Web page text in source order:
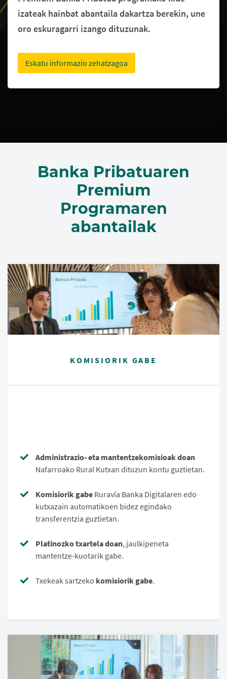
izateak hainbat abantaila dakartza berekin, une
oro eskuragarri izango dituzunak.
Eskatu informazio zehatzagoa
Banka Pribatuaren
Premium
Programaren
abantailak
KOMISIORIK GABE
Administrazio- eta mantentzekomisioak doan
Nafarroako Rural Kutxan dituzun kontu guztietan.
Komisiorik gabe Ruravía Banka Digitalaren edo
kutxazain automatikoen bidez egindako
transferentzia guztietan.
Platinozko txartela doan, jaulkipeneta
mantentze-kuotarik gabe.
Txekeak sartzeko komisiorik gabe.